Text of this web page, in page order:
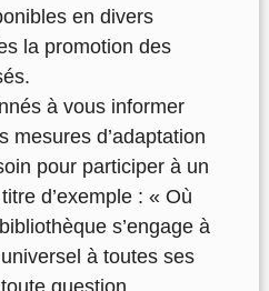
en divers
la promotion des
à vous informer
mesures d’adaptation
pour participer à un
d’exemple : « Où
bibliothèques’engage à
à toutes ses